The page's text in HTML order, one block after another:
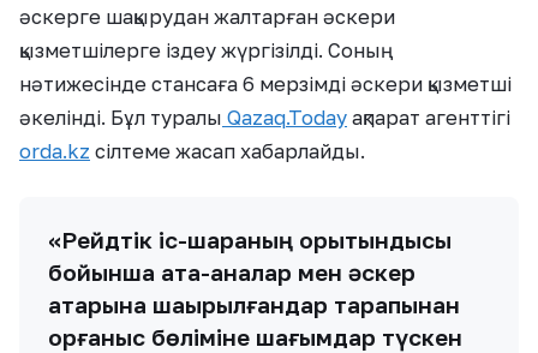
әскерге шақырудан жалтарған әскери
қызметшілерге іздеу жүргізілді. Соның
нәтижесінде стансаға 6 мерзімді әскери қызметші
әкелінді. Бұл туралы Qazaq.Today ақпарат агенттігі
orda.kz сілтеме жасап хабарлайды.
«Рейдтік іс-шараның қорытындысы
бойынша ата-аналар мен әскер
қатарына шақырылғандар тарапынан
қорғаныс бөліміне шағымдар түскен